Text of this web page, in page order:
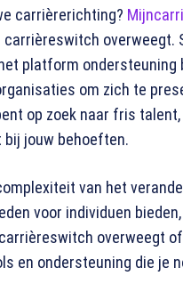
carrièrerichting?
overweegt.
platform ondersteuning
om zich te
op zoek naar fris talent,
jouw behoeften.
van het
voor individuen
overweegt
en ondersteuning die je